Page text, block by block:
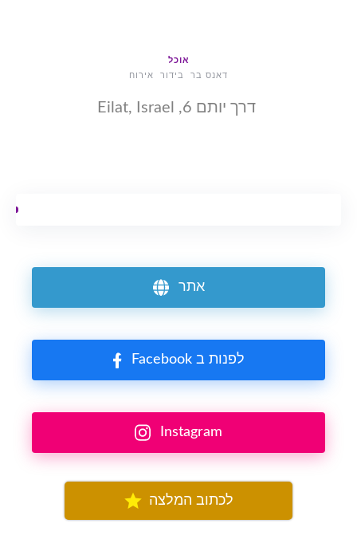
אירוח בידור דאנס בר
דרך יותם 6, Eilat, Israel
אוכל
אתר
Facebook לפנות ב
Instagram
לכתוב המלצה